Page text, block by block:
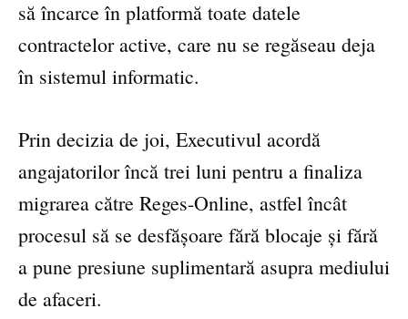
să încarce în platformă toate datele
contractelor active, care nu se regăseau deja
în sistemul informatic.
Prin decizia de joi, Executivul acordă
angajatorilor încă trei luni pentru a finaliza
migrarea către Reges-Online, astfel încât
procesul să se desfășoare fără blocaje și fără
a pune presiune suplimentară asupra mediului
de afaceri.